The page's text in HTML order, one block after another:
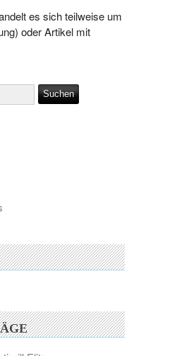
es sich teilweise um
oder Artikel mit